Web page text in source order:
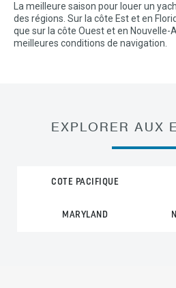
La meilleure saison pour louer un
des régions. Sur la côte Est et en
que sur la côte Ouest et en
meilleures conditions de navigation.
EXPLORER AUX
COTE PACIFIQUE
MARYLAND